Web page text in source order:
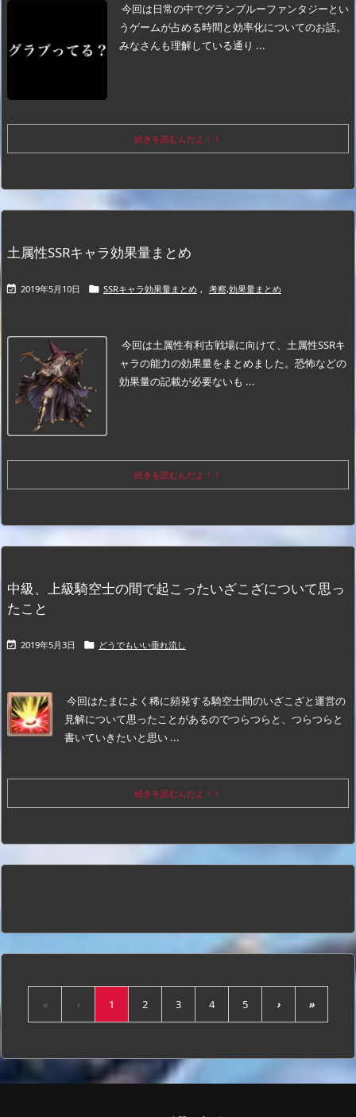
今回は日常の中でグランブルーファンタジーとい
うゲームが占める時間と効率化についてのお話。
みなさんも理解している通り ...
続きを読むんだよ！！
土属性SSRキャラ効果量まとめ
 2019年5月10日  SSRキャラ効果量まとめ , 考察,効果量まとめ
今回は土属性有利古戦場に向けて、土属性SSRキ
ャラの能力の効果量をまとめました。 恐怖などの
効果量の記載が必要ないも ...
続きを読むんだよ！！
中級、上級騎空士の間で起こったいざこざについて思っ
たこと
 2019年5月3日  どうでもいい垂れ流し
今回はたまによく稀に頻発する騎空士間のいざこざと運営の
見解について思ったことがあるのでつらつらと、つらつらと
書いていきたいと思い ...
続きを読むんだよ！！
« ‹ 1 2 3 4 5 › »